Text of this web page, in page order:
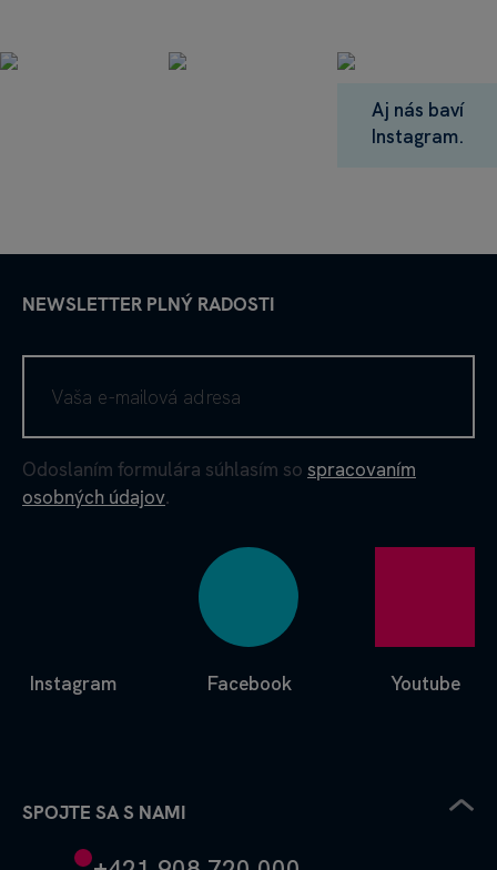
Aj nás baví
Instagram.
NEWSLETTER PLNÝ RADOSTI
Odoslaním formulára súhlasím so spracovaním
osobných údajov.
Facebook
Instagram Youtube
SPOJTE SA S NAMI